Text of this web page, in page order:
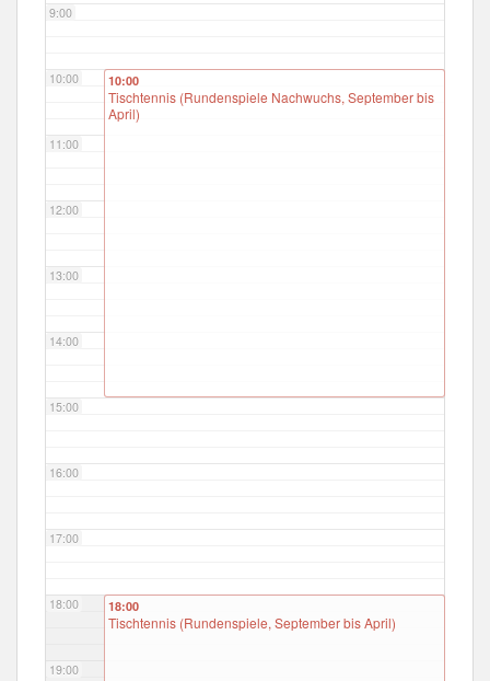
9:00
10:00
11:00
12:00
13:00
14:00
15:00
16:00
17:00
18:00
19:00
10:00
Tischtennis (Rundenspiele Nachwuchs, September bis
April)
18:00
Tischtennis (Rundenspiele, September bis April)